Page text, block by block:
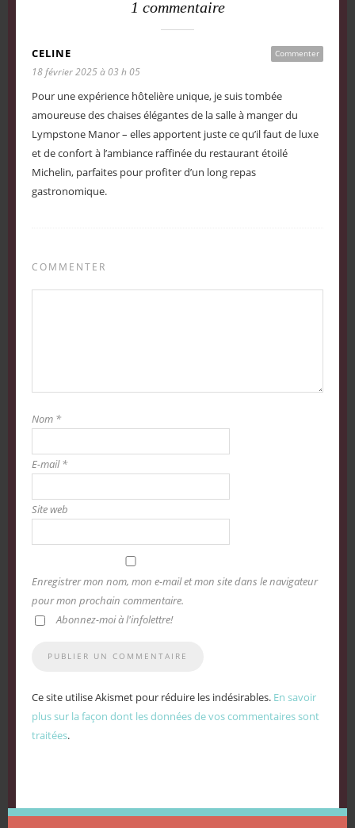
1 commentaire
Commenter
CELINE
18 février 2025 à 03 h 05
Pour une expérience hôtelière unique, je suis tombée
amoureuse des chaises élégantes de la salle à manger du
Lympstone Manor – elles apportent juste ce qu’il faut de luxe
et de confort à l’ambiance raffinée du restaurant étoilé
Michelin, parfaites pour profiter d’un long repas
gastronomique.
COMMENTER
Nom *
E-mail*
Site web
Enregistrer mon nom, mon e-mail et mon site dans le navigateur
pour mon prochain commentaire.
Abonnez-moi à l'infolettre!
Ce site utilise Akismet pour réduire les indésirables. En savoir
plus sur la façon dont les données de vos commentaires sont
traitées.